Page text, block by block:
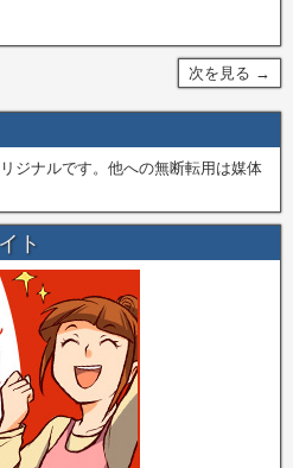
次を見る →
ジナルです。他への無断転用は媒体
ト